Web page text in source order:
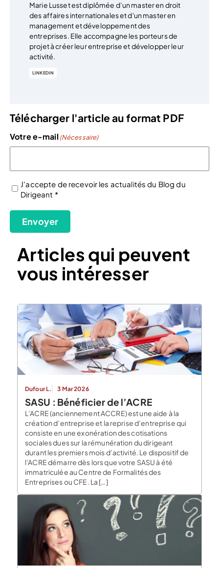
Marie Lusset est diplômée d’un master en droit
des affaires internationales et d'un master en
management et développement des
entreprises. Elle accompagne les porteurs de
projet à créer leur entreprise et développer leur
activité.
LINKEDIN
Télécharger l'article au format PDF
Votre e-mail (Nécessaire)
(Nécessaire)
J'accepte de recevoir les actualités du Blog du
Dirigeant *
Envoyer
Articles qui peuvent
vous intéresser
Dufour L. 3 Mar 2026
SASU : Bénéficier de l’ACRE
L’ACRE (anciennement ACCRE) est une aide à la
création d’entreprise et la reprise d’entreprise qui
consiste en une exonération des cotisations
sociales dues sur la rémunération du dirigeant
durant les premiers mois d’activité. Le dispositif de
l’ACRE démarre dès lors que votre SASU à été
immatriculée au Centre de Formalités des
Entreprises ou CFE. La […]